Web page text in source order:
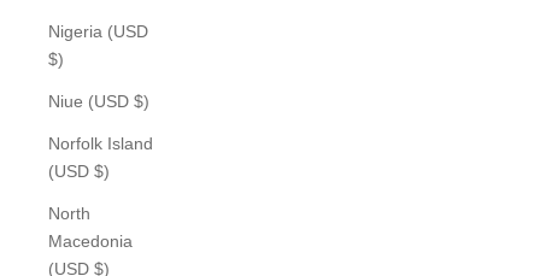
Nigeria (USD
$)
Niue (USD $)
Norfolk Island
(USD $)
North
Macedonia
(USD $)